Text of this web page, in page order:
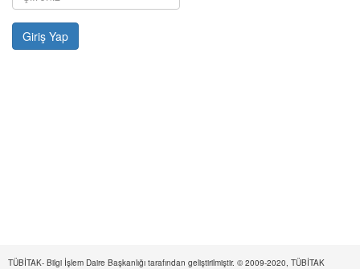
TÜBİTAK- Bilgi İşlem Daire Başkanlığı tarafından geliştirilmiştir. © 2009-2020, TÜBİTAK